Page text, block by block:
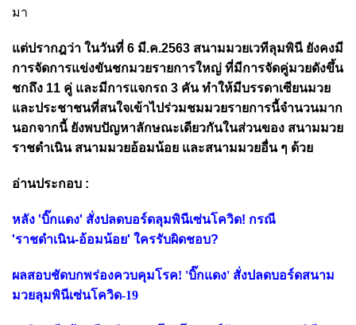
มา
แต่ปรากฎว่า ในวันที่ 6 มี.ค.2563 สนามมวยเวทีลุมพินี ยังคงมี
การจัดการแข่งขันชกมวยรายการใหญ่ ที่มีการจัดคู่มวยดังขึ้น
ชกถึง 11 คู่ และมีการแจกรถ 3 คัน ทำให้มีบรรดาเซียนมวย
และประชาชนที่สนใจเข้าไปร่วมชมมวยรายการนี้จำนวนมาก
นอกจากนี้ ยังพบปัญหาลักษณะเดียวกันในส่วนของ สนามมวย
ราชดำเนิน สนามมวยอ้อมน้อย และสนามมวยอื่น ๆ ด้วย
อ่านประกอบ :
หลัง 'บิ๊กแดง' สั่งปลดบอร์ดลุมพินีเซ่นโควิด! กรณี
'ราชดำเนิน-อ้อมน้อย' ใครรับผิดชอบ?
ผลสอบชัดบกพร่องควบคุมโรค! 'บิ๊กแดง' สั่งปลดบอร์ดสนาม
มวยลุมพินีเซ่นโควิด-19